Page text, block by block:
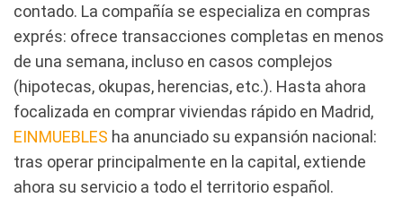
contado. La compañía se especializa en compras
exprés: ofrece transacciones completas en menos
de una semana, incluso en casos complejos
(hipotecas, okupas, herencias, etc.). Hasta ahora
focalizada en comprar viviendas rápido en Madrid,
EINMUEBLES ha anunciado su expansión nacional:
tras operar principalmente en la capital, extiende
ahora su servicio a todo el territorio español.